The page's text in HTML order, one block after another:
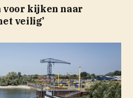
voor kijken naar
veilig’